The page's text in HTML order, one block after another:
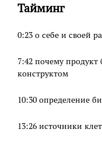
Тайминг
0:23 о себе и своей
7:42 почему
конструктом
10:30 определение
13:26 источники